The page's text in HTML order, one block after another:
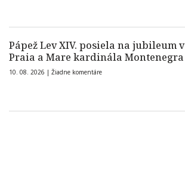
Pápež Lev XIV. posiela na jubileum v
Praia a Mare kardinála Montenegra
10. 08. 2026 | Žiadne komentáre